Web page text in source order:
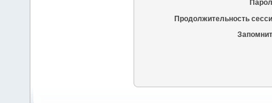
Продолжительность